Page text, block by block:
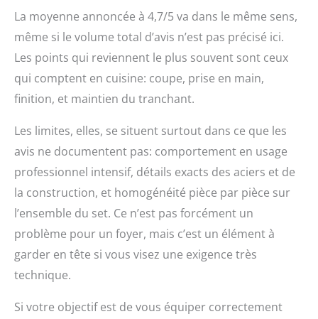
La moyenne annoncée à 4,7/5 va dans le même sens,
même si le volume total d’avis n’est pas précisé ici.
Les points qui reviennent le plus souvent sont ceux
qui comptent en cuisine: coupe, prise en main,
finition, et maintien du tranchant.
Les limites, elles, se situent surtout dans ce que les
avis ne documentent pas: comportement en usage
professionnel intensif, détails exacts des aciers et de
la construction, et homogénéité pièce par pièce sur
l’ensemble du set. Ce n’est pas forcément un
problème pour un foyer, mais c’est un élément à
garder en tête si vous visez une exigence très
technique.
Si votre objectif est de vous équiper correctement